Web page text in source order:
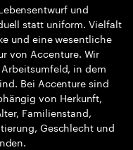
und
statt uniform. Vielfalt
und eine wesentliche
von Accenture. Wir
in dem
Bei Accenture sind
von Herkunft,
Familienstand,
Geschlecht und